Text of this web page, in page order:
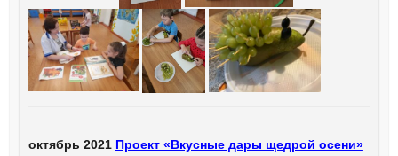
октябрь 2021 Проект «Вкусные дары щедрой осени»